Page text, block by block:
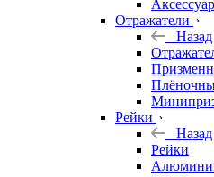
Отражатели
Назад
Рейки
Назад
Рейки